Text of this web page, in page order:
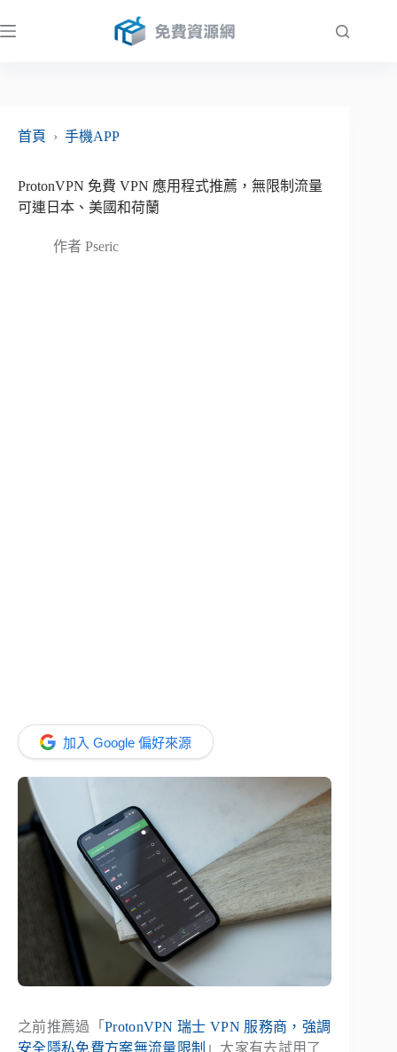
至
首頁
› 手機APP
ProtonVPN 免費 VPN 應用程式推薦，無限制流量
可連日本、美國和荷蘭
作者 Pseric
加入 Google 偏好來源
之前推薦過「 ProtonVPN 瑞士 VPN 服務商，強調
安全隱私免費方案無流量限制 」大家有去試用了